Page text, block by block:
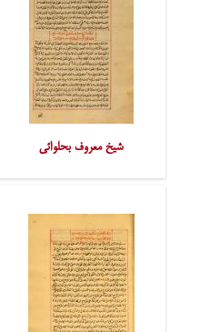
شیخ معروف بحلوائی